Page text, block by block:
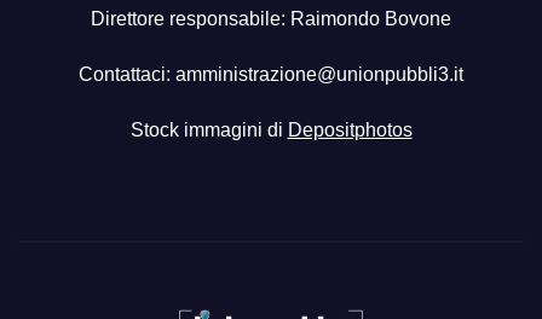
Direttore responsabile: Raimondo Bovone
Contattaci: amministrazione@unionpubbli3.it
Stock immagini di Depositphotos